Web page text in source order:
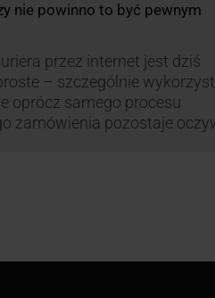
transportowo-logistyczne.
w …
nie powinno to być pewnym
przez internet jest dziś
– szczególnie
oprócz samego procesu
zamówienia pozostaje